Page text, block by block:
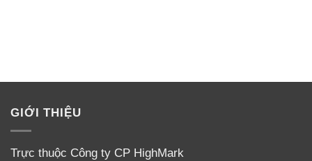
GIỚI THIỆU
Trực thuộc Công ty CP HighMark